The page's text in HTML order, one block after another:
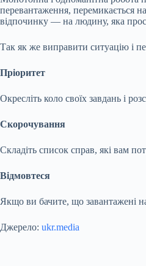
перевантаження, перемикається
відпочинку — на людину, яка
Так як же виправити ситуацію і
Пріоритет
Окресліть коло своїх завдань і
Скорочування
Складіть список справ, які вам
Відмовтеся
Якщо ви бачите, що завантажені
Джерело: ukr.media